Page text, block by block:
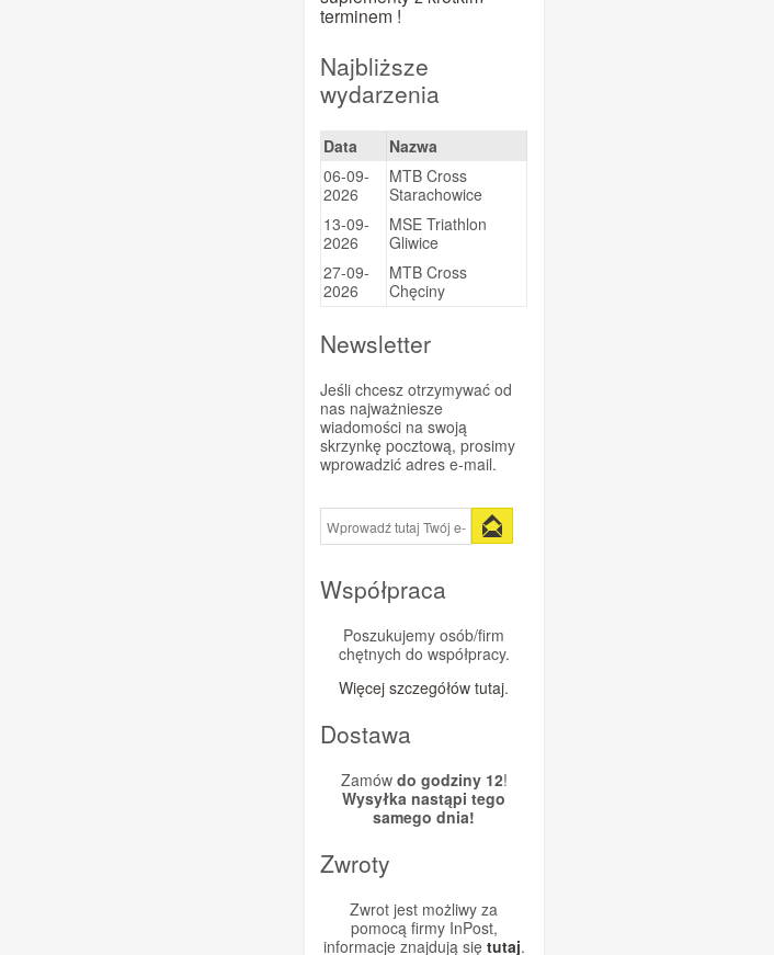
Puromedica
Quad Lock
Ravemen
Shimano
SiS
Sportsbalm
Super Heraw
Taste of Nature
Trezado
Trivio
Vittoria
WINAAR
Xendurance
terminem !
Najbliższe
wydarzenia
Data
Nazwa
06-09-
2026
MTB Cross
Starachowice
13-09-
2026
MSE Triathlon
Gliwice
27-09-
2026
MTB Cross
Chęciny
Newsletter
Jeśli chcesz otrzymywać od
nas najważniesze
wiadomości na swoją
skrzynkę pocztową, prosimy
wprowadzić adres e-mail.
Współpraca
Poszukujemy osób/firm
chętnych do współpracy.
Więcej szczegółów tutaj.
Dostawa
Zamów do godziny 12!
Wysyłka nastąpi tego
samego dnia!
Zwroty
Zwrot jest możliwy za
pomocą firmy InPost,
informacje znajdują się tutaj.